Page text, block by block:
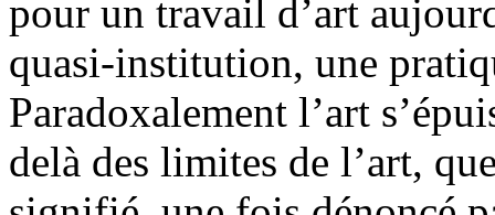
pour un travail d’art
quasi-institution, une
Paradoxalement l’art
delà des limites de l’art,